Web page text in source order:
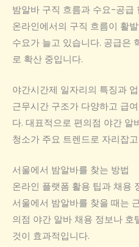
밤알바 구직 흐름과 수요-공급
온라인에서의 구직 흐름이 활
수요가 늘고 있습니다. 공급은
로 확산 중입니다.
야간시간제 일자리의 특징과
근무시간 구조가 다양하고 급
다. 대표적으로 편의점 야간 알
청소가 주요 트렌드로 자리잡
서울에서 밤알바를 찾는 방법
온라인 플랫폼 활용 팁과 채용
서울에서 밤알바를 찾을 때는
의점 야간 알바 채용 정보나 호
것이 효과적입니다.